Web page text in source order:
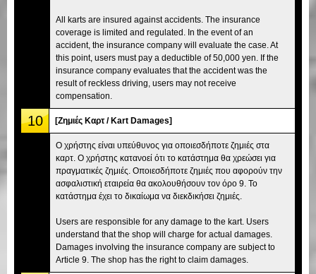
All karts are insured against accidents. The insurance
coverage is limited and regulated. In the event of an
accident, the insurance company will evaluate the case. At
this point, users must pay a deductible of 50,000 yen. If the
insurance company evaluates that the accident was the
result of reckless driving, users may not receive
compensation.
10 [Ζημιές Καρτ / Kart Damages]
Ο χρήστης είναι υπεύθυνος για οποιεσδήποτε ζημιές στα
καρτ. Ο χρήστης κατανοεί ότι το κατάστημα θα χρεώσει για
πραγματικές ζημιές. Οποιεσδήποτε ζημιές που αφορούν την
ασφαλιστική εταιρεία θα ακολουθήσουν τον όρο 9. Το
κατάστημα έχει το δικαίωμα να διεκδικήσει ζημιές.
Users are responsible for any damage to the kart. Users
understand that the shop will charge for actual damages.
Damages involving the insurance company are subject to
Article 9. The shop has the right to claim damages.